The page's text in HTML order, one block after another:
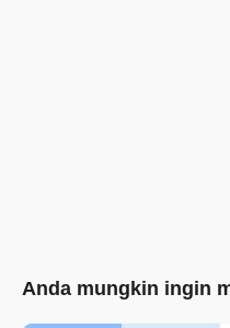
Anda mungkin ingin